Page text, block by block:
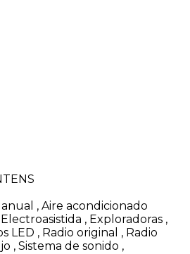
, Aire acondicionado
, Exploradoras ,
LED , Radio original , Radio
, Sistema de sonido ,